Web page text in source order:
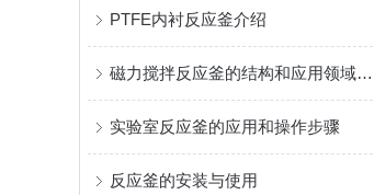
PTFE内衬反应釜介绍
磁力搅拌反应釜的结构和应用领域简介
实验室反应釜的应用和操作步骤
反应釜的安装与使用